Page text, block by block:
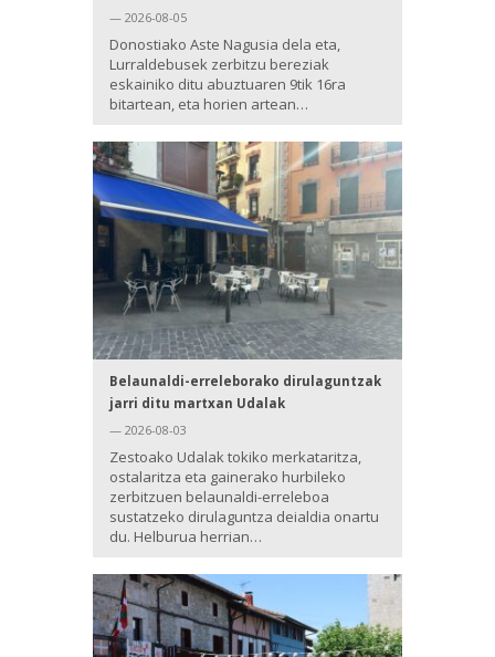
— 2026-08-05
Donostiako Aste Nagusia dela eta,
Lurraldebusek zerbitzu bereziak
eskainiko ditu abuztuaren 9tik 16ra
bitartean, eta horien artean…
Belaunaldi-erreleborako dirulaguntzak
jarri ditu martxan Udalak
— 2026-08-03
Zestoako Udalak tokiko merkataritza,
ostalaritza eta gainerako hurbileko
zerbitzuen belaunaldi-erreleboa
sustatzeko dirulaguntza deialdia onartu
du. Helburua herrian…